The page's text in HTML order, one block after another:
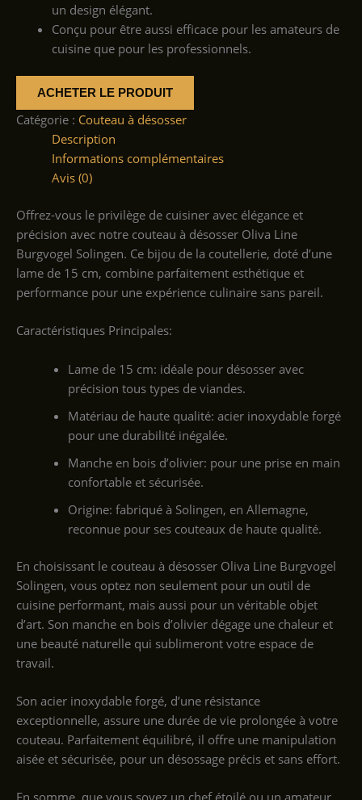
un design élégant.
Conçu pour être aussi efficace pour les amateurs de
cuisine que pour les professionnels.
ACHETER LE PRODUIT
Catégorie : Couteau à désosser
Description
Informations complémentaires
Avis (0)
Offrez-vous le privilège de cuisiner avec élégance et
précision avec notre couteau à désosser Oliva Line
Burgvogel Solingen. Ce bijou de la coutellerie, doté d’une
lame de 15 cm, combine parfaitement esthétique et
performance pour une expérience culinaire sans pareil.
Caractéristiques Principales:
Lame de 15 cm: idéale pour désosser avec
précision tous types de viandes.
Matériau de haute qualité: acier inoxydable forgé
pour une durabilité inégalée.
Manche en bois d’olivier: pour une prise en main
confortable et sécurisée.
Origine: fabriqué à Solingen, en Allemagne,
reconnue pour ses couteaux de haute qualité.
En choisissant le couteau à désosser Oliva Line Burgvogel
Solingen, vous optez non seulement pour un outil de
cuisine performant, mais aussi pour un véritable objet
d’art. Son manche en bois d’olivier dégage une chaleur et
une beauté naturelle qui sublimeront votre espace de
travail.
Son acier inoxydable forgé, d’une résistance
exceptionnelle, assure une durée de vie prolongée à votre
couteau. Parfaitement équilibré, il offre une manipulation
aisée et sécurisée, pour un désossage précis et sans effort.